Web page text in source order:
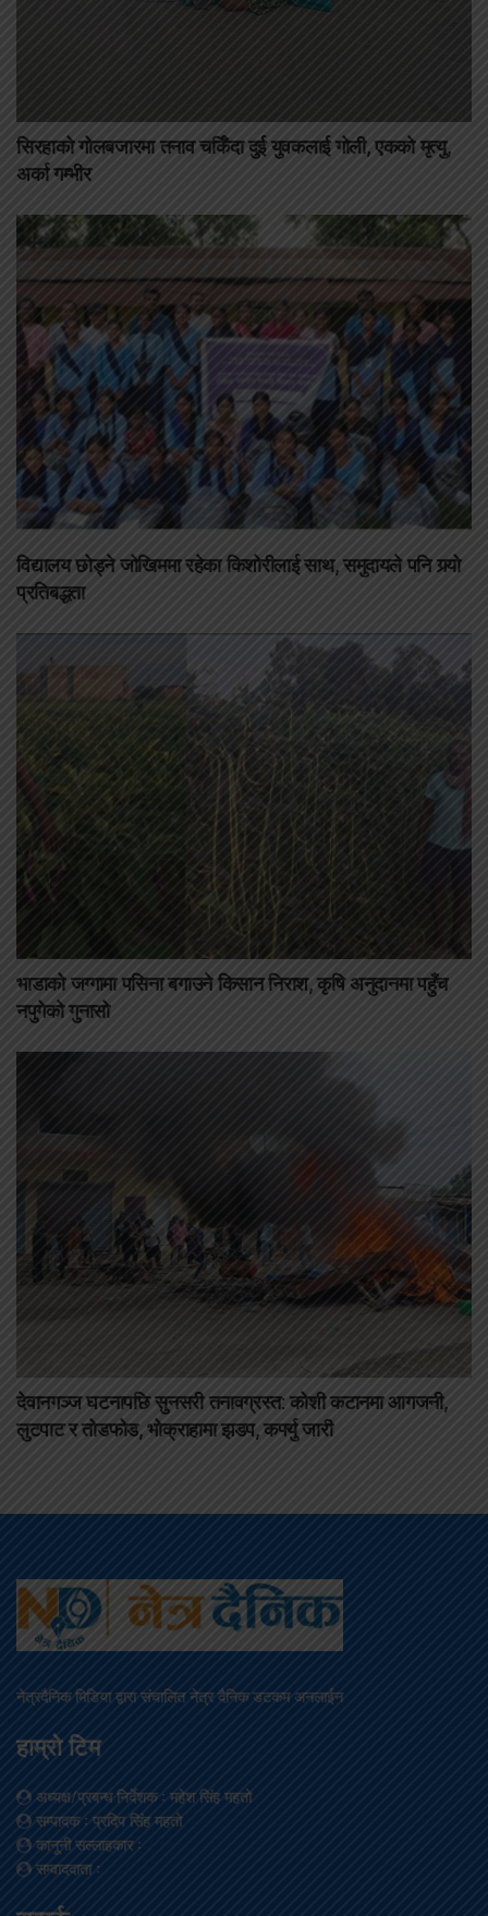
सिरहाको गोलबजारमा तनाव चर्किँदा दुई युवकलाई गोली, एकको मृत्यु,
अर्का गम्भीर
विद्यालय छोड्ने जोखिममा रहेका किशोरीलाई साथ, समुदायले पनि गर्‍यो
प्रतिबद्धता
भाडाको जग्गामा पसिना बगाउने किसान निराश, कृषि अनुदानमा पहुँच
नपुगेको गुनासो
देवानगञ्ज घटनापछि सुनसरी तनावग्रस्त: कोशी कटानमा आगजनी,
लुटपाट र तोडफोड, भोक्राहामा झडप, कर्फ्यु जारी
नेत्रदैनिक मिडिया द्वारा संचालित नेत्र दैनिक डटकम अनलाईन
हाम्रो टिम
अध्यक्ष/प्रबन्ध निर्देशक: महेश सिंह महतो
सम्पादक: प्रदिप सिंह महतो
कानूनी सल्लाहकार:
सम्वाददाता: